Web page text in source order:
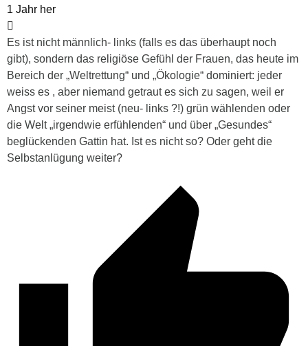
1 Jahr her
Es ist nicht männlich- links (falls es das überhaupt noch
gibt), sondern das religiöse Gefühl der Frauen, das heute im
Bereich der „Weltrettung“ und „Ökologie“ dominiert: jeder
weiss es , aber niemand getraut es sich zu sagen, weil er
Angst vor seiner meist (neu- links ?!) grün wählenden oder
die Welt „irgendwie erfühlenden“ und über „Gesundes“
beglückenden Gattin hat. Ist es nicht so? Oder geht die
Selbstanlügung weiter?